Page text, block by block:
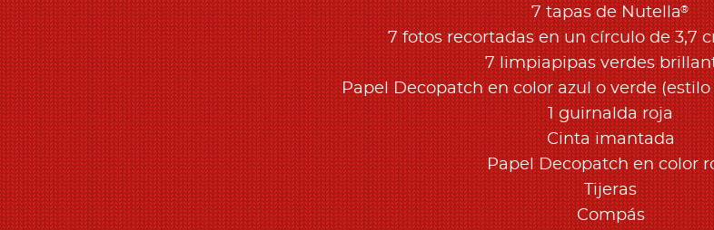
7 tapas de Nutella®
7 fotos recortadas en un círculo de 3,7
7 limpiapipas verdes
Papel Decopatch en color azul o verde
1 guirnalda roja
Cinta imantada
Papel Decopatch en color
Tijeras
Compás